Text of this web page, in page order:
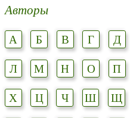
Авторы
А Б В Г Д
Л
М Н О П
Х
Ц Ч Ш Щ